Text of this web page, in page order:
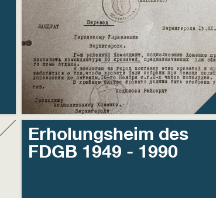
Erholungsheim des
FDGB 1949 - 1990